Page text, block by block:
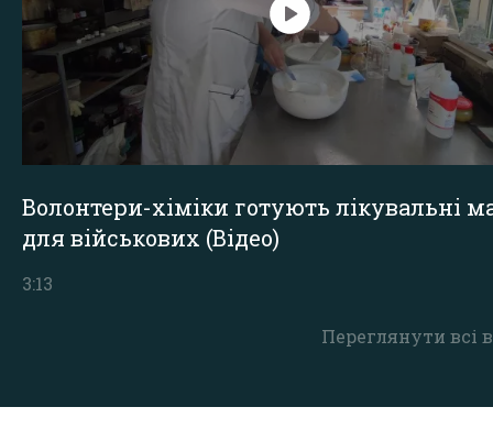
Переглянути всі
Волонтери-хіміки готують лікувальні
для військових (Відео)
3:13